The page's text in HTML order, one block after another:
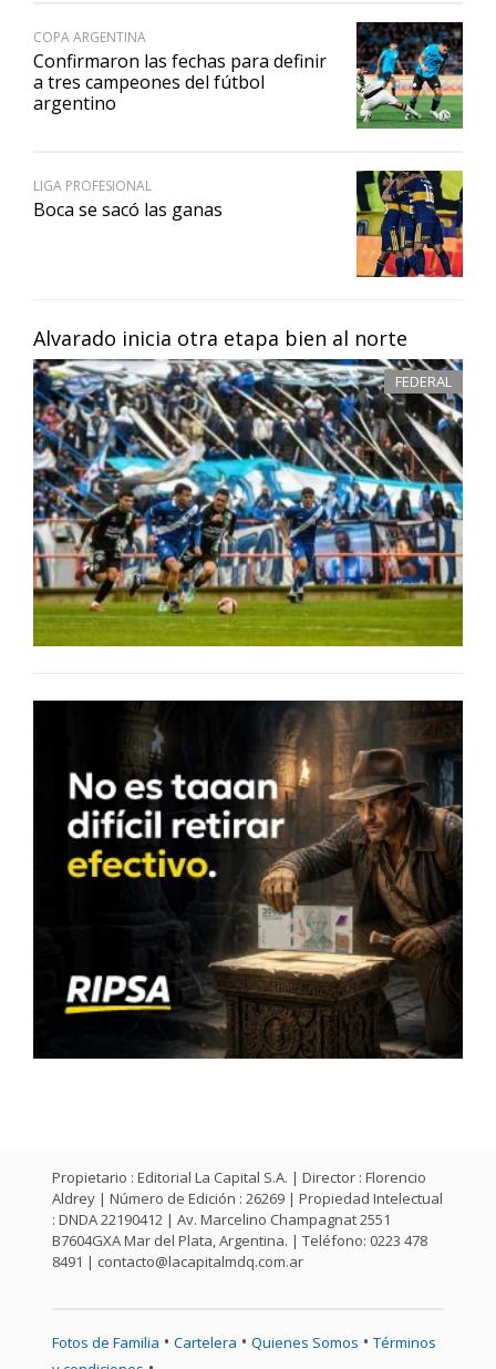
Alvarado inicia otra etapa bien al norte
FEDERAL
COPA ARGENTINA
Confirmaron las fechas para definir
a tres campeones del fútbol
argentino
LIGA PROFESIONAL
Boca se sacó las ganas
Propietario : Editorial La Capital S.A. | Director : Florencio
Aldrey | Número de Edición : 26269 | Propiedad Intelectual
: DNDA 22190412 | Av. Marcelino Champagnat 2551
B7604GXA Mar del Plata, Argentina. | Teléfono: 0223 478
8491 | contacto@lacapitalmdq.com.ar
Fotos de Familia • Cartelera • Quienes Somos • Términos